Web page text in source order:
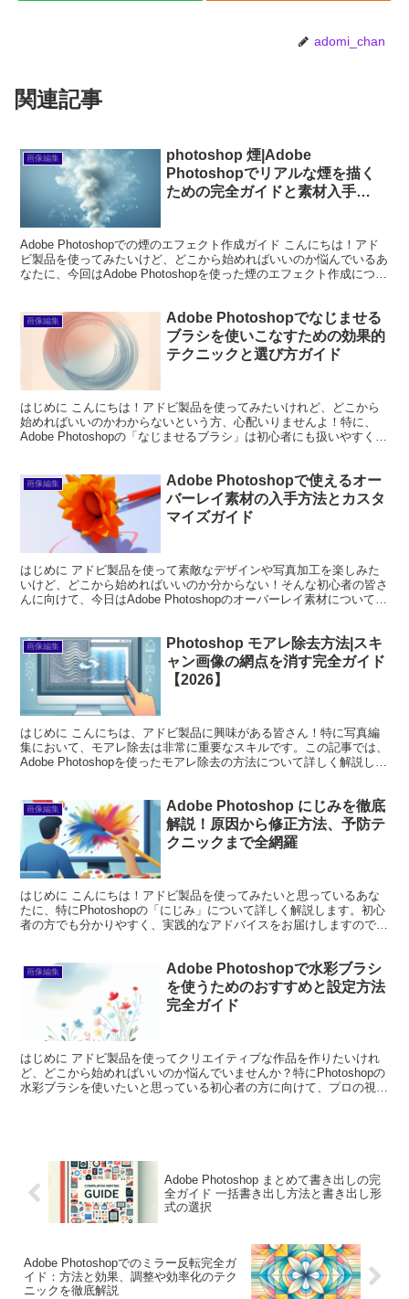
adomi_chan
関連記事
画像編集
photoshop 煙|Adobe
Photoshopでリアルな煙を描く
ための完全ガイドと素材入手
Adobe Photoshopでの煙のエフェクト作成ガイド こんにちは！アド
ビ製品を使ってみたいけど、どこから始めればいいのか悩んでいるあ
なたに、今回はAdobe Photoshopを使った煙のエフェクト作成につい
画像編集
Adobe Photoshopでなじませる
ブラシを使いこなすための効果的
テクニックと選び方ガイド
はじめに こんにちは！アドビ製品を使ってみたいけれど、どこから
始めればいいのかわからないという方、心配いりませんよ！特に、
Adobe Photoshopの「なじませるブラシ」は初心者にも扱いやすく、
画像編集
Adobe Photoshopで使えるオー
バーレイ素材の入手方法とカスタ
マイズガイド
はじめに アドビ製品を使って素敵なデザインや写真加工を楽しみた
いけど、どこから始めればいいのか分からない！そんな初心者の皆さ
んに向けて、今日はAdobe Photoshopのオーバーレイ素材について詳
画像編集
Photoshop モアレ除去方法|スキ
ャン画像の網点を消す完全ガイド
【2026】
はじめに こんにちは、アドビ製品に興味がある皆さん！特に写真編
集において、モアレ除去は非常に重要なスキルです。この記事では、
Adobe Photoshopを使ったモアレ除去の方法について詳しく解説しま
画像編集
Adobe Photoshop にじみを徹底
解説！原因から修正方法、予防テ
クニックまで全網羅
はじめに こんにちは！アドビ製品を使ってみたいと思っているあな
たに、特にPhotoshopの「にじみ」について詳しく解説します。初心
者の方でも分かりやすく、実践的なアドバイスをお届けしますので、
画像編集
Adobe Photoshopで水彩ブラシ
を使うためのおすすめと設定方法
完全ガイド
はじめに アドビ製品を使ってクリエイティブな作品を作りたいけれ
ど、どこから始めればいいのか悩んでいませんか？特にPhotoshopの
水彩ブラシを使いたいと思っている初心者の方に向けて、プロの視点
Adobe Photoshop まとめて書き出しの完
全ガイド 一括書き出し方法と書き出し形
式の選択
Adobe Photoshopでのミラー反転完全ガ
イド：方法と効果、調整や効率化のテク
ニックを徹底解説